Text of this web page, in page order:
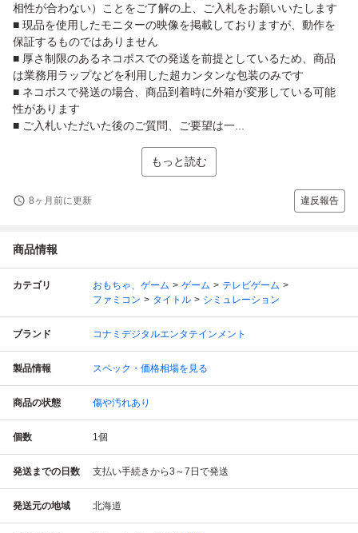
相性が合わない）ことをご了解の上、ご入札をお願いいたします
■ 現品を使用したモニターの映像を掲載しておりますが、動作を
保証するものではありません
■ 厚さ制限のあるネコポスでの発送を前提としているため、商品
は業務用ラップなどを利用した超カンタンな包装のみです
■ ネコポスで発送の場合、商品到着時に外箱が変形している可能
性があります
■ ご入札いただいた後のご質問、ご要望は一...
もっと読む
8ヶ月前に更新 違反報告
商品情報
カテゴリ おもちゃ、ゲーム ゲーム
テレビゲーム
ファミコン
タイトル シミュレーション
ブランド コナミデジタルエンタテインメント
製品情報 スペック・価格相場を見る
商品の状態 傷や汚れあり
個数 1個
発送までの日数 支払い手続きから3～7日で発送
発送元の地域 北海道